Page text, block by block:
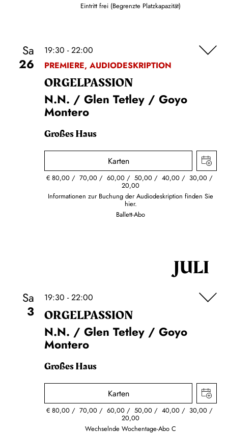
Eintritt frei (Begrenzte Platzkapazität)
Sa
26
19:30 - 22:00
PREMIERE, AUDIODESKRIPTION
ORGEL­PASSION
N.N. / Glen Tetley / Goyo
Montero
Großes Haus
Karten
€80,00 70,00 60,00 50,00 40,00 30,00
20,00
Informationen zur Buchung der Audiodeskription finden Sie
hier.
Ballett-Abo
JULI
Sa
3
19:30 - 22:00
ORGEL­PASSION
N.N. / Glen Tetley / Goyo
Montero
Großes Haus
Karten
€80,00 70,00 60,00 50,00 40,00 30,00
20,00
Wechselnde Wochentage-Abo C